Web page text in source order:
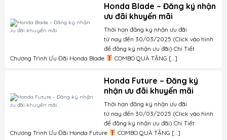
Honda Blade – Đăng ký nhận
ưu đãi khuyến mãi
Thời hạn đăng ký nhận ưu đãi
từ nay đến 30/03/2025 (Click vào hình
để đăng ký nhận ưu đãi) Chi Tiết
Chương Trình Ưu Đãi Honda Blade
COMBO QUÀ TẶNG […]
Honda Future – Đăng ký
nhận ưu đãi khuyến mãi
Thời hạn đăng ký nhận ưu đãi
từ nay đến 30/03/2025 (Click vào hình
để đăng ký nhận ưu đãi) Chi Tiết
Chương Trình Ưu Đãi Honda Future
COMBO QUÀ TẶNG […]